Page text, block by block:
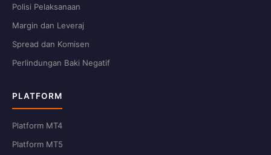
Polisi Pelaksanaan
Margin dan Leveraj
Spread dan Komisen
Perlindungan Baki Negatif
PLATFORM
Platform MT4
Platform MT5